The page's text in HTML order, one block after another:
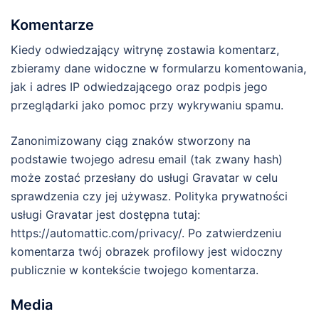
Komentarze
Kiedy odwiedzający witrynę zostawia komentarz,
zbieramy dane widoczne w formularzu komentowania,
jak i adres IP odwiedzającego oraz podpis jego
przeglądarki jako pomoc przy wykrywaniu spamu.
Zanonimizowany ciąg znaków stworzony na
podstawie twojego adresu email (tak zwany hash)
może zostać przesłany do usługi Gravatar w celu
sprawdzenia czy jej używasz. Polityka prywatności
usługi Gravatar jest dostępna tutaj:
https://automattic.com/privacy/. Po zatwierdzeniu
komentarza twój obrazek profilowy jest widoczny
publicznie w kontekście twojego komentarza.
Media